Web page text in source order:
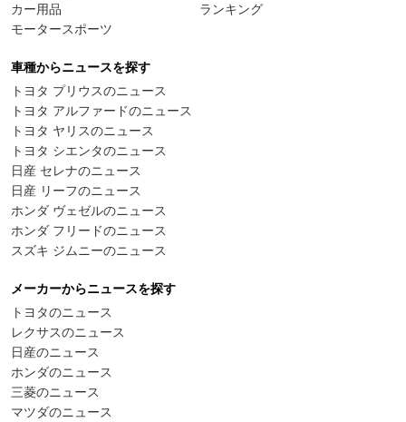
カー用品
モータースポーツ
ランキング
車種からニュースを探す
トヨタ プリウスのニュース
トヨタ アルファードのニュース
トヨタ ヤリスのニュース
トヨタ シエンタのニュース
日産 セレナのニュース
日産 リーフのニュース
ホンダ ヴェゼルのニュース
ホンダ フリードのニュース
スズキ ジムニーのニュース
メーカーからニュースを探す
トヨタのニュース
レクサスのニュース
日産のニュース
ホンダのニュース
三菱のニュース
マツダのニュース